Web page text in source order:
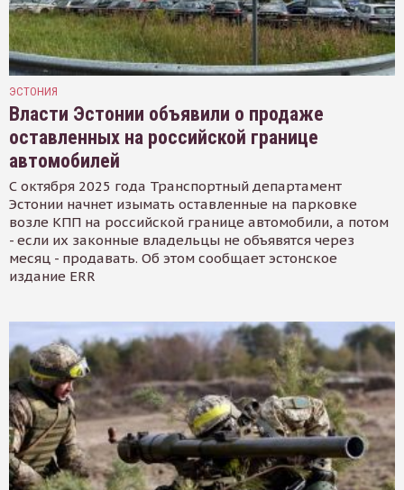
ЭСТОНИЯ
Власти Эстонии объявили о продаже
оставленных на российской границе
автомобилей
С октября 2025 года Транспортный департамент
Эстонии начнет изымать оставленные на парковке
возле КПП на российской границе автомобили, а потом
- если их законные владельцы не объявятся через
месяц - продавать. Об этом сообщает эстонское
издание ERR